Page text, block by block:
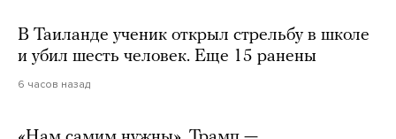
В Таиланде ученик открыл стрельбу в школе
и убил шесть человек. Еще 15 ранены
6 часов назад